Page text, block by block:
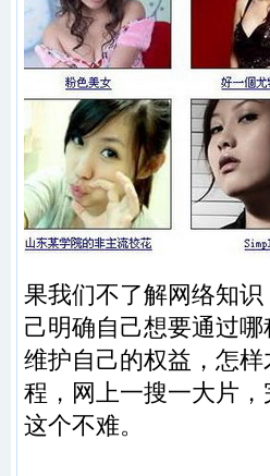
果我们不了解网络知
己明确自己想要通过
维护自己的权益，怎
程，网上一搜一大片
这个不难。